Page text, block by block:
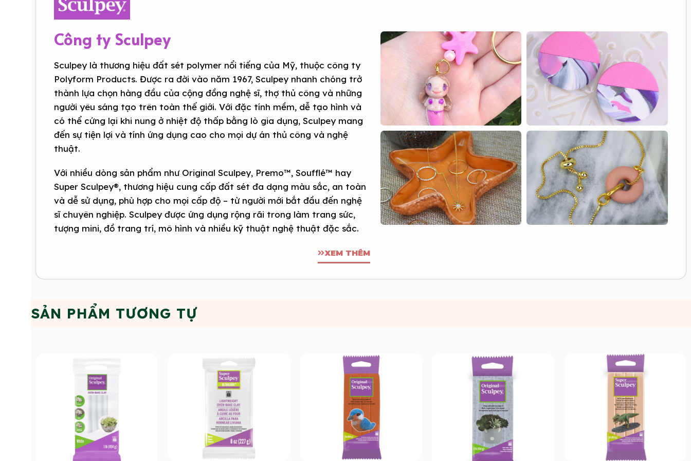
Công ty Sculpey
Sculpey là thương hiệu đất sét polymer nổi tiếng của Mỹ, thuộc công ty
Polyform Products. Được ra đời vào năm 1967, Sculpey nhanh chóng trở
thành lựa chọn hàng đầu của cộng đồng nghệ sĩ, thợ thủ công và những
người yêu sáng tạo trên toàn thế giới. Với đặc tính mềm, dễ tạo hình và
có thể cứng lại khi nung ở nhiệt độ thấp bằng lò gia dụng, Sculpey mang
đến sự tiện lợi và tính ứng dụng cao cho mọi dự án thủ công và nghệ
thuật.
Với nhiều dòng sản phẩm như Original Sculpey, Premo™, Soufflé™ hay
Super Sculpey®, thương hiệu cung cấp đất sét đa dạng màu sắc, an toàn
và dễ sử dụng, phù hợp cho mọi cấp độ – từ người mới bắt đầu đến nghệ
sĩ chuyên nghiệp. Sculpey được ứng dụng rộng rãi trong làm trang sức,
tượng mini, đồ trang trí, mô hình và nhiều kỹ thuật nghệ thuật đặc sắc.
XEM THÊM
SẢN PHẨM TƯƠNG TỰ